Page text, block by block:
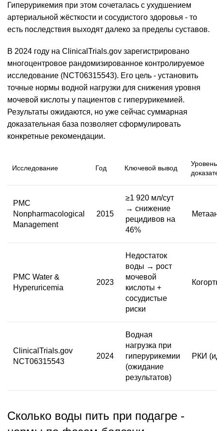
Гиперурикемия при этом сочеталась с ухудшением
артериальной жёсткости и сосудистого здоровья - то
есть последствия выходят далеко за пределы суставов.
В 2024 году на ClinicalTrials.gov зарегистрировано
многоцентровое рандомизированное контролируемое
исследование (NCT06315543). Его цель - установить
точные нормы водной нагрузки для снижения уровня
мочевой кислоты у пациентов с гиперурикемией.
Результаты ожидаются, но уже сейчас суммарная
доказательная база позволяет сформулировать
конкретные рекомендации.
Исследование Год Ключевой вывод
Уровень
PMC
Nonpharmacological
Management
2015
≥1 920 мл/сут
→ снижение
рецидивов на
46%
PMC Water &
Hyperuricemia
2023
Недостаток
воды → рост
мочевой
кислоты +
сосудистые
риски
ClinicalTrials.gov
NCT06315543
2024
Водная
нагрузка при
гиперурикемии
(ожидание
результатов)
РКИ
Сколько воды пить при подагре -